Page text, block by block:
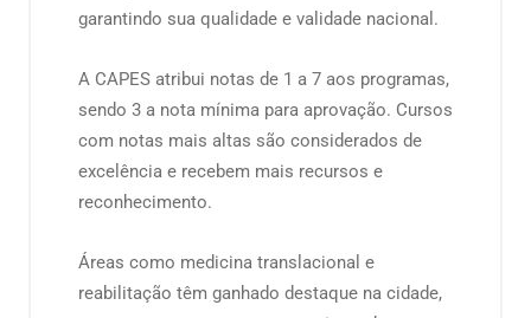
garantindo sua qualidade e validade nacional.
A CAPES atribui notas de 1 a 7 aos programas,
sendo 3 a nota mínima para aprovação. Cursos
com notas mais altas são considerados de
excelência e recebem mais recursos e
reconhecimento.
Áreas como medicina translacional e
reabilitação têm ganhado destaque na cidade,